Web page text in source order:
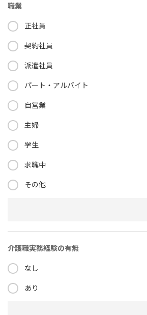
職業
正社員
契約社員
派遣社員
パート・アルバイト
自営業
主婦
学生
求職中
その他
介護職実務経験の有無
なし
あり